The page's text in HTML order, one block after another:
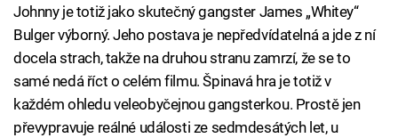
Johnny je totiž jako skutečný gangster James „Whitey“
Bulger výborný. Jeho postava je nepředvídatelná a jde z ní
docela strach, takže na druhou stranu zamrzí, že se to
samé nedá říct o celém filmu. Špinavá hra je totiž v
každém ohledu veleobyčejnou gangsterkou. Prostě jen
převypravuje reálné události ze sedmdesátých let, u